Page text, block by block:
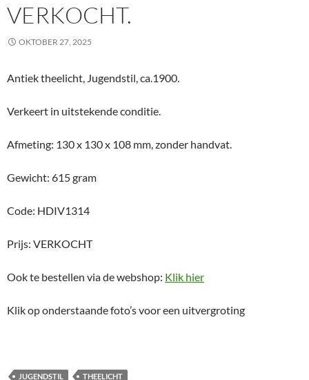
VERKOCHT.
OKTOBER 27, 2025
Antiek theelicht, Jugendstil, ca.1900.
Verkeert in uitstekende conditie.
Afmeting: 130 x 130 x 108 mm, zonder handvat.
Gewicht: 615 gram
Code: HDIV1314
Prijs: VERKOCHT
Ook te bestellen via de webshop: Klik hier
Klik op onderstaande foto’s voor een uitvergroting
JUGENDSTIL THEELICHT